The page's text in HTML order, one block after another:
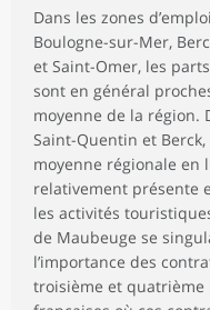
Dans les zones
Boulogne-sur-Mer,
et Saint-Omer, les
sont en général
moyenne de la région.
Saint-Quentin et
moyenne régionale en
relativement présente
les activités
de Maubeuge se
l’importance des
troisième et quatrième